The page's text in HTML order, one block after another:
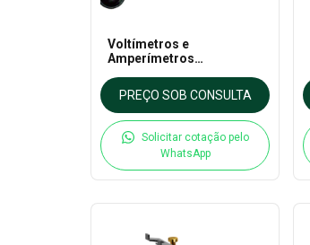
Voltímetros e
Amperímetros
PREÇO SOB CONSULTA
Solicitar cotação pelo
WhatsApp